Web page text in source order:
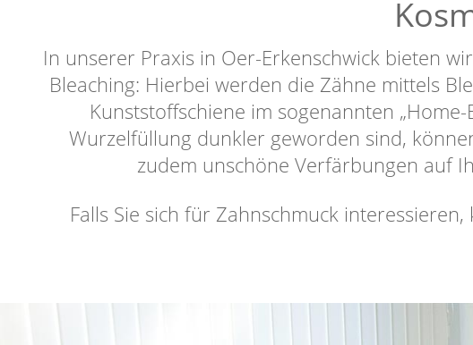
In unserer Praxis in Oer-Erkenschwick bieten
Bleaching: Hierbei werden die Zähne mittels
Kunststoffschiene im sogenannten
Wurzelfüllung dunkler geworden sind,
zudem unschöne Verfärbungen auf
Falls Sie sich für Zahnschmuck